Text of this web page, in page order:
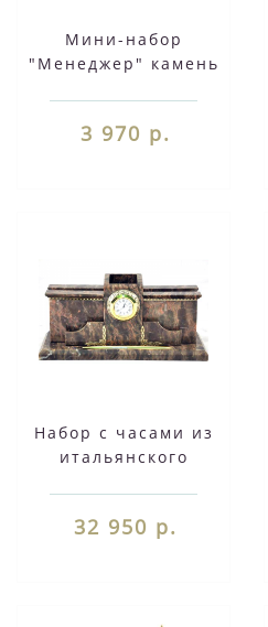
Мини-набор
"Менеджер" камень
3 970 р.
Набор с часами из
итальянского
32 950 р.